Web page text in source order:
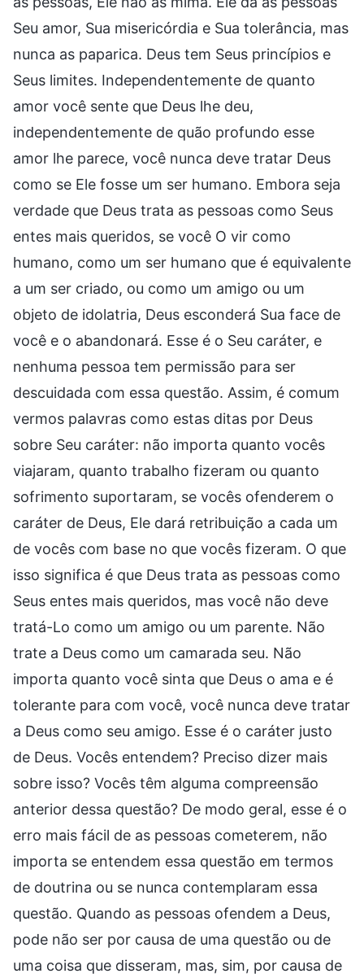
Seu amor, Sua misericórdia e Sua tolerância, mas
nunca as paparica. Deus tem Seus princípios e
Seus limites. Independentemente de quanto
amor você sente que Deus lhe deu,
independentemente de quão profundo esse
amor lhe parece, você nunca deve tratar Deus
como se Ele fosse um ser humano. Embora seja
verdade que Deus trata as pessoas como Seus
entes mais queridos, se você O vir como
humano, como um ser humano que é equivalente
a um ser criado, ou como um amigo ou um
objeto de idolatria, Deus esconderá Sua face de
você e o abandonará. Esse é o Seu caráter, e
nenhuma pessoa tem permissão para ser
descuidada com essa questão. Assim, é comum
vermos palavras como estas ditas por Deus
sobre Seu caráter: não importa quanto vocês
viajaram, quanto trabalho fizeram ou quanto
sofrimento suportaram, se vocês ofenderem o
caráter de Deus, Ele dará retribuição a cada um
de vocês com base no que vocês fizeram. O que
isso significa é que Deus trata as pessoas como
Seus entes mais queridos, mas você não deve
tratá-Lo como um amigo ou um parente. Não
trate a Deus como um camarada seu. Não
importa quanto você sinta que Deus o ama e é
tolerante para com você, você nunca deve tratar
a Deus como seu amigo. Esse é o caráter justo
de Deus. Vocês entendem? Preciso dizer mais
sobre isso? Vocês têm alguma compreensão
anterior dessa questão? De modo geral, esse é o
erro mais fácil de as pessoas cometerem, não
importa se entendem essa questão em termos
de doutrina ou se nunca contemplaram essa
questão. Quando as pessoas ofendem a Deus,
pode não ser por causa de uma questão ou de
uma coisa que disseram, mas, sim, por causa de